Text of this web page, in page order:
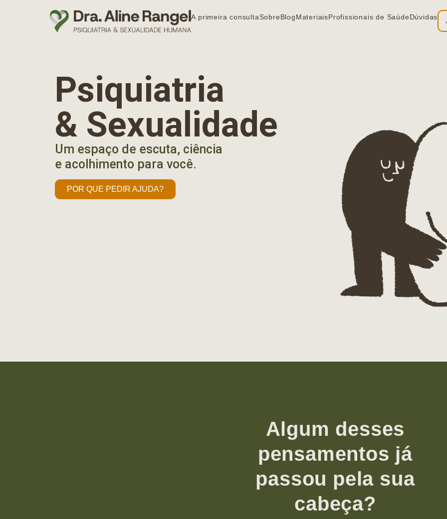
A primeira consultaSobreBlogMateriaisProfissionais de SaúdeDúvidas
Psiquiatria
& Sexualidade
Um espaço de escuta, ciência
e acolhimento para você.
POR QUE PEDIR AJUDA?
Algum desses
pensamentos já
passou pela sua
cabeça?